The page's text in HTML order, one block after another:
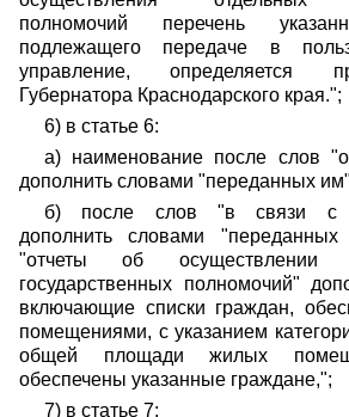
полномочий перечень
подлежащего передаче в
управление, определяется
Губернатора Краснодарского края.";
6) в статье 6:
а) наименование после слов
дополнить словами "переданных
б) после слов "в связи с
дополнить словами
"отчеты об осуществлении
государственных полномочий"
включающие списки граждан,
помещениями, с указанием
общей площади жилых
обеспечены указанные граждане,";
7) в статье 7: